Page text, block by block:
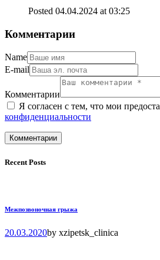
Posted 04.04.2024 at 03:25
Комментарии
Name
E-mail
Комментарии
Я согласен с тем, что мои
конфиденциальности
Recent Posts
Межпозвоночная грыжа
20.03.2020by xzipetsk_clinica